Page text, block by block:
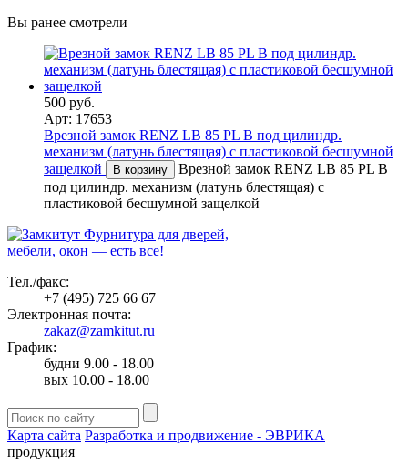
Вы ранее смотрели
500 руб.
Арт: 17653
Врезной замок RENZ LB 85 PL B под цилиндр.
механизм (латунь блестящая) с пластиковой бесшумной
защелкой
В корзину
Врезной замок RENZ LB 85 PL B
под цилиндр. механизм (латунь блестящая) с
пластиковой бесшумной защелкой
Фурнитура для дверей,
мебели, окон — есть все!
Тел./факс:
+7 (495) 725 66 67
Электронная почта:
zakaz@zamkitut.ru
График:
будни 9.00 - 18.00
вых 10.00 - 18.00
Карта сайта Разработка и продвижение - ЭВРИКА
продукция